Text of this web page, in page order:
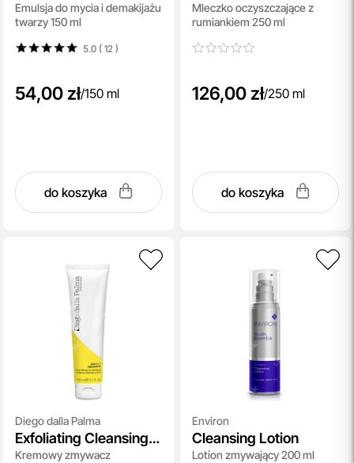
Emulsion
Emulsja do mycia i demakijażu
twarzy 150 ml
5.0 ( 12 )
54,00 zł/150 ml
do koszyka
with Camomile
Mleczko oczyszczające z
rumiankiem 250 ml
126,00 zł/250 ml
do koszyka
Diego dalla Palma
Exfoliating Cleansing
Cream
Kremowy zmywacz
Environ
Cleansing Lotion
Lotion zmywający 200 ml